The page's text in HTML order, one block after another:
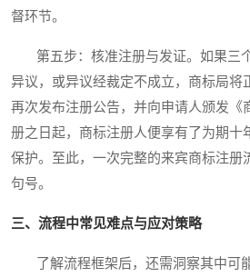
督环节。
第五步：核准注册与发证。如果三
异议，或异议经裁定不成立，商标局将
再次发布注册公告，并向申请人颁发《
册之日起，商标注册人便享有了为期十
保护。至此，一次完整的来宾商标注册
句号。
三、流程中常见难点与应对策略
了解流程框架后，还需洞察其中可